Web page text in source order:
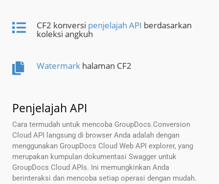
CF2 konversi penjelajah API berdasarkan
koleksi angkuh
Watermark halaman CF2
Penjelajah API
Cara termudah untuk mencoba GroupDocs.Conversion
Cloud API langsung di browser Anda adalah dengan
menggunakan GroupDocs Cloud Web API explorer, yang
merupakan kumpulan dokumentasi Swagger untuk
GroupDocs Cloud APIs. Ini memungkinkan Anda
berinteraksi dan mencoba setiap operasi dengan mudah.